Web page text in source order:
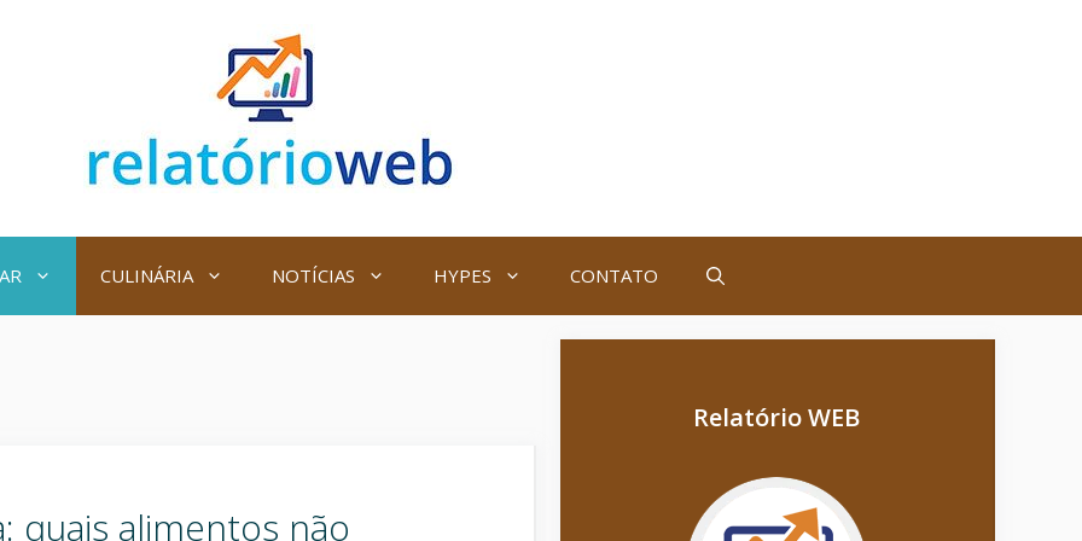
CULINÁRIA NOTÍCIAS HYPES CONTATO
quais alimentos não
Relatório WEB